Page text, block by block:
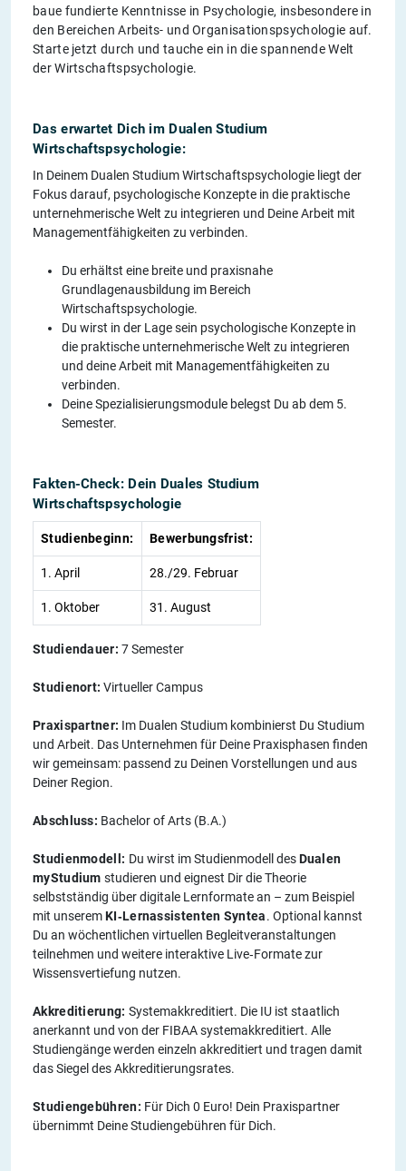
baue fundierte Kenntnisse in Psychologie, insbesondere in
den Bereichen Arbeits- und Organisationspsychologie auf.
Starte jetzt durch und tauche ein in die spannende Welt
der Wirtschaftspsychologie.
Das erwartet Dich im Dualen Studium
Wirtschaftspsychologie:
In Deinem Dualen Studium Wirtschaftspsychologie liegt der
Fokus darauf, psychologische Konzepte in die praktische
unternehmerische Welt zu integrieren und Deine Arbeit mit
Managementfähigkeiten zu verbinden.
Du erhältst eine breite und praxisnahe
Grundlagenausbildung im Bereich
Wirtschaftspsychologie.
Du wirst in der Lage sein psychologische Konzepte in
die praktische unternehmerische Welt zu integrieren
und deine Arbeit mit Managementfähigkeiten zu
verbinden.
Deine Spezialisierungsmodule belegst Du ab dem 5.
Semester.
Fakten-Check: Dein Duales Studium
Wirtschaftspsychologie
Studienbeginn: Bewerbungsfrist:
1. April 28./29. Februar
1. Oktober 31. August
Studiendauer: 7 Semester
Studienort: Virtueller Campus
Praxispartner: Im Dualen Studium kombinierst Du Studium
und Arbeit. Das Unternehmen für Deine Praxisphasen finden
wir gemeinsam: passend zu Deinen Vorstellungen und aus
Deiner Region.
Abschluss: Bachelor of Arts (B.A.)
Studienmodell: Du wirst im Studienmodell desDualen
myStudium studieren und eignest Dir die Theorie
selbstständig über digitale Lernformate an – zum Beispiel
mit unseremKI‑Lernassistenten Syntea. Optional kannst
Du an wöchentlichen virtuellen Begleitveranstaltungen
teilnehmen und weitere interaktive Live‑Formate zur
Wissensvertiefung nutzen.
Akkreditierung: Systemakkreditiert. Die IU ist staatlich
anerkannt und von der FIBAA systemakkreditiert. Alle
Studiengänge werden einzeln akkreditiert und tragen damit
das Siegel des Akkreditierungsrates.
Studiengebühren: Für Dich 0 Euro! Dein Praxispartner
übernimmt Deine Studiengebühren für Dich.